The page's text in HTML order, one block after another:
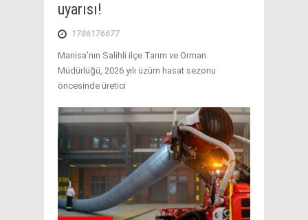
uyarısı!
1786176677
Manisa’nın Salihli ilçe Tarım ve Orman
Müdürlüğü, 2026 yılı üzüm hasat sezonu
öncesinde üretici